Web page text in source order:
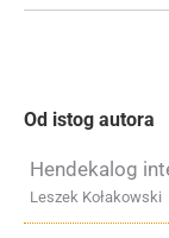
Od istog autora
Hendekalog
Leszek Kołakowski